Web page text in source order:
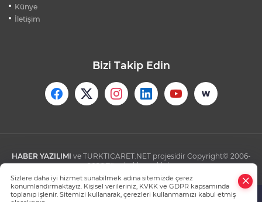
Künye
İletişim
Bizi Takip Edin
HABER YAZILIMI ve TURKTICARET.NET projesidir Copyright© 2006-
2026 Tüm hakları saklıdır.
Sizlere daha iyi hizmet sunabilmek adına sitemizde çerez
konumlandırmaktayız. Kişisel verileriniz, KVKK ve GDPR kapsamında
toplanıp işlenir. Sitemizi kullanarak, çerezleri kullanmamızı kabul etmiş